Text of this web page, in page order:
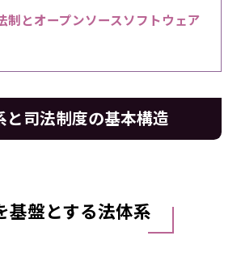
制とオープンソースソフトウェア
と司法制度の基本構造
基盤とする法体系